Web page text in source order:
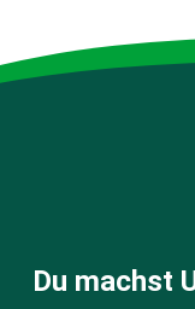
Du machst